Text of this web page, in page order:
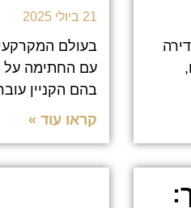
21 ביולי 2025
בעולם
עם החתימה על
בהם הקניין
קראו עוד »